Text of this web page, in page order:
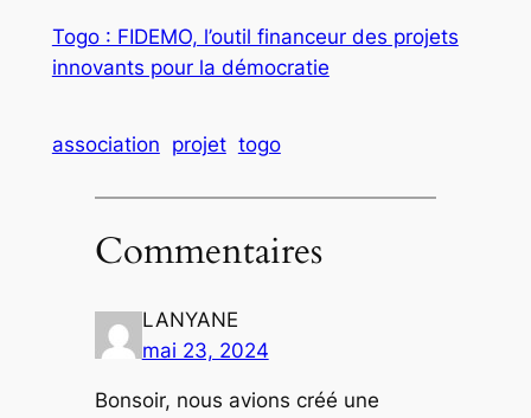
Togo : FIDEMO, l’outil financeur des projets
innovants pour la démocratie
association projet togo
Commentaires
LANYANE
mai 23, 2024
Bonsoir, nous avions créé une